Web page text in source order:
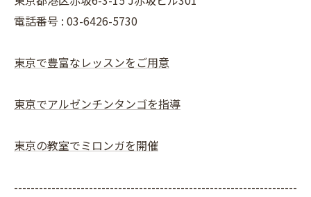
電話番号 : 03-6426-5730
東京で豊富なレッスンをご用意
東京でアルゼンチンタンゴを指導
東京の教室でミロンガを開催
--------------------------------------------------------------------